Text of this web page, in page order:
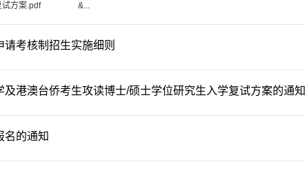
读复试方案.pdf &...
考核制招生实施细则
港澳台侨考生攻读博士/硕士学位研究生入学复试方案的通知
名的通知